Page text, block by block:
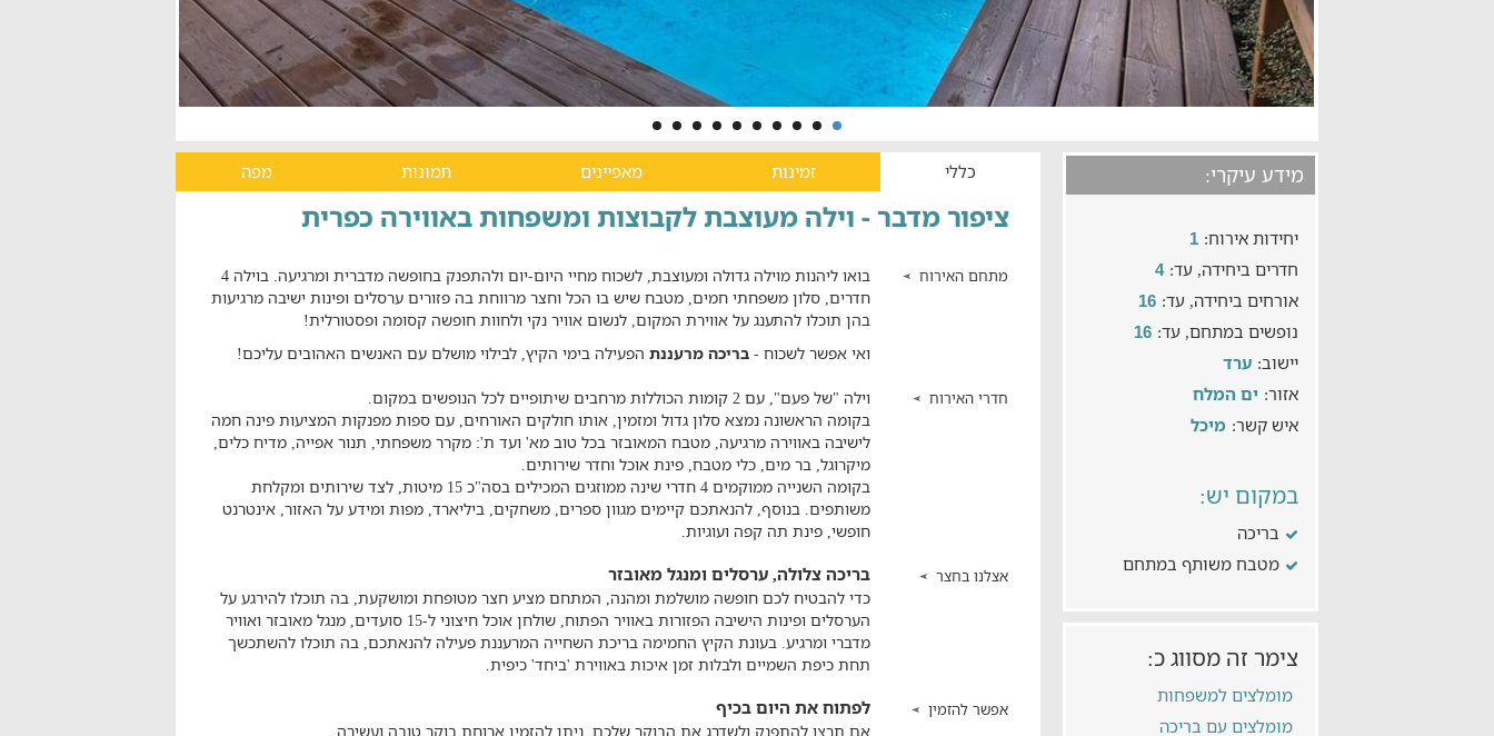
מידע עיקרי:
יחידות אירוח: 1
חדרים ביחידה, עד: 4
אורחים ביחידה, עד: 16
נופשים במתחם, עד: 16
יישוב: ערד
אזור: ים המלח
איש קשר: מיכל
במקום יש:
בריכה
מטבח משותף במתחם
צימר זה מסווג כ:
מומלצים למשפחות
מומלצים עם בריכה
כללי זמינות מאפיינים תמונות מפה
ציפור מדבר - וילה מעוצבת לקבוצות ומשפחות באווירה כפרית
מתחם האירוח
חדרים, סלון משפחתי חמים, מטבח שיש בו הכל וחצר מרווחת בה פזורים ערסלים ופינות ישיבה מרגיעות
בהן תוכלו להתענג על אווירת המקום, לנשום אוויר נקי ולחוות חופשה קסומה ופסטורלית!
ואי אפשר לשכוח -בריכה מרעננת הפעילה בימי הקיץ, לבילוי מושלם עם האנשים האהובים עליכם!
חדרי האירוח
וילה "של פעם", עם 2 קומות הכוללות מרחבים שיתופיים לכל הנופשים במקום.
בקומה הראשונה נמצא סלון גדול ומזמין, אותו חולקים האורחים, עם ספות מפנקות המציעות פינה חמה
לישיבה באווירה מרגיעה, מטבח המאובזר בכל טוב מא' ועד ת': מקרר משפחתי, תנור אפייה, מדיח כלים,
מיקרוגל, בר מים, כלי מטבח, פינת אוכל וחדר שירותים.
בקומה השנייה ממוקמים 4 חדרי שינה ממוזגים המכילים בסה"כ 15 מיטות, לצד שירותים ומקלחת
משותפים. בנוסף, להנאתכם קיימים מגוון ספרים, משחקים, ביליארד, מפות ומידע על האזור, אינטרנט
חופשי, פינת תה קפה ועוגיות.
אצלנו בחצר בריכה צלולה, ערסלים ומנגל מאובזר
כדי להבטיח לכם חופשה מושלמת ומהנה, המתחם מציע חצר מטופחת ומושקעת, בה תוכלו להירגע על
הערסלים ופינות הישיבה הפזורות באוויר הפתוח, שולחן אוכל חיצוני ל-15 סועדים, מנגל מאובזר ואוויר
מדברי ומרגיע. בעונת הקיץ החמימה בריכת השחייה המרעננת פעילה להנאתכם, בה תוכלו להשתכשך
תחת כיפת השמיים ולבלות זמן איכות באווירת 'ביחד' כיפית.
אפשר להזמין לפתוח את היום בכיף
אם תרצו להתפנק ולשדרג את הבוקר שלכם, ניתן להזמין ארוחת בוקר טובה ועשירה.